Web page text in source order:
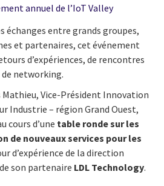
annuel de l’IoT Valley
échanges entre grands groupes,
et partenaires, cet événement
d’expériences, de rencontres
de networking.
Vice-Président Innovation
Industrie – région Grand Ouest,
cours d’une table ronde sur les
de nouveaux services pour les
d’expérience de la direction
son partenaire LDL Technology.